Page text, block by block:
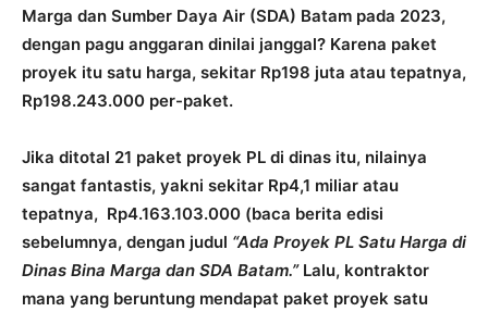
Marga dan Sumber Daya Air (SDA) Batam pada 2023,
dengan pagu anggaran dinilai janggal? Karena paket
proyek itu satu harga, sekitar Rp198 juta atau tepatnya,
Rp198.243.000 per-paket.
Jika ditotal 21 paket proyek PL di dinas itu, nilainya
sangat fantastis, yakni sekitar Rp4,1 miliar atau
tepatnya, Rp4.163.103.000 (baca berita edisi
sebelumnya, dengan judul “Ada Proyek PL Satu Harga di
Dinas Bina Marga dan SDA Batam.” Lalu, kontraktor
mana yang beruntung mendapat paket proyek satu